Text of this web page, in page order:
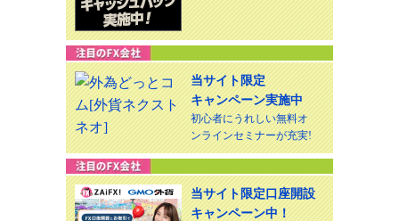
当サイト限定
キャンペーン実施中
初心者にうれしい無料オ
ンラインセミナーが充実!
当サイト限定口座開設
キャンペーン中！